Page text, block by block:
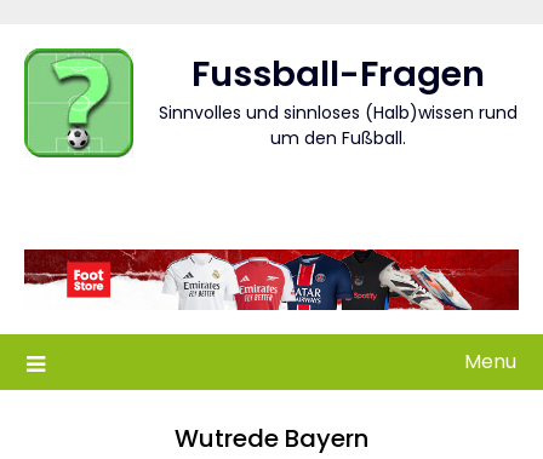
content
Fussball-Fragen
Sinnvolles und sinnloses (Halb)wissen rund
um den Fußball.
Menu
Wutrede Bayern